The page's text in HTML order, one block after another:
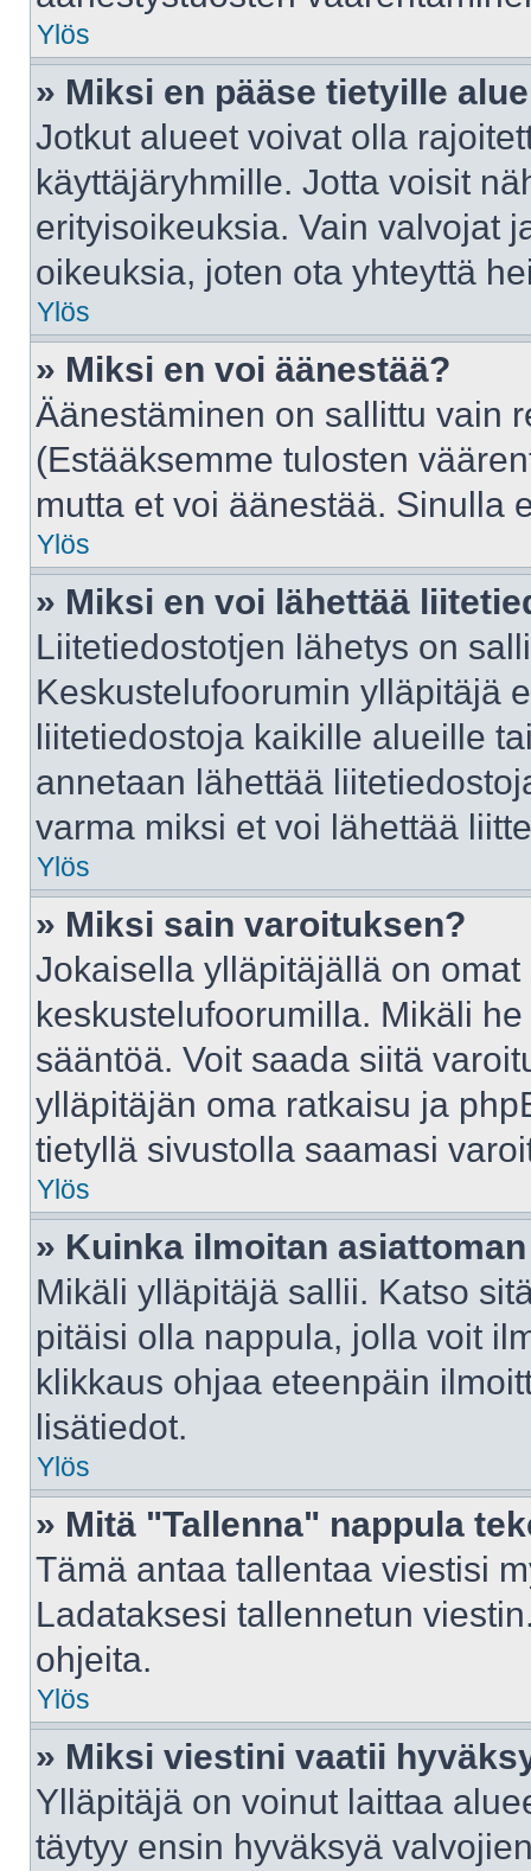
Ylös
» Miksi en pääse tietyille
Jotkut alueet voivat olla
käyttäjäryhmille. Jotta voisit
erityisoikeuksia. Vain valvojat
oikeuksia, joten ota yhteyttä
Ylös
» Miksi en voi äänestää?
Äänestäminen on sallittu vain
(Estääksemme tulosten
mutta et voi äänestää. Sinulla
Ylös
» Miksi en voi lähettää
Liitetiedostotjen lähetys on
Keskustelufoorumin ylläpitäjä
liitetiedostoja kaikille alueille
annetaan lähettää
varma miksi et voi lähettää
Ylös
» Miksi sain varoituksen?
Jokaisella ylläpitäjällä on
keskustelufoorumilla. Mikäli
sääntöä. Voit saada siitä
ylläpitäjän oma ratkaisu ja
tietyllä sivustolla saamasi
Ylös
» Kuinka ilmoitan
Mikäli ylläpitäjä sallii. Katso
pitäisi olla nappula, jolla voit
klikkaus ohjaa eteenpäin
lisätiedot.
Ylös
» Mitä "Tallenna" nappula
Tämä antaa tallentaa viestisi
Ladataksesi tallennetun
ohjeita.
Ylös
» Miksi viestini vaatii
Ylläpitäjä on voinut laittaa
täytyy ensin hyväksyä